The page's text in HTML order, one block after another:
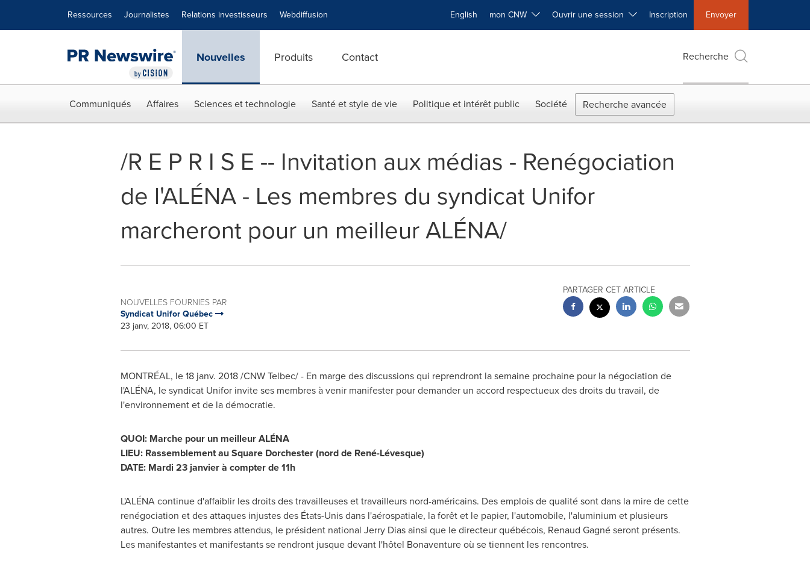
Ressources Journalistes Relations investisseurs Webdiffusion English mon CNW Ouvrir une session Inscription Envoyer
Nouvelles Produits Contact Recherche
Communiqués Affaires Sciences et technologie Santé et style de vie Politique et intérêt public Société Recherche avancée
/R E P R I S E -- Invitation aux médias - Renégociation
de l'ALÉNA - Les membres du syndicat Unifor
marcheront pour un meilleur ALÉNA/
NOUVELLES FOURNIES PAR
Syndicat Unifor Québec
23 janv, 2018, 06:00 ET
PARTAGER CET ARTICLE
MONTRÉAL, le 18 janv. 2018 /CNW Telbec/ - En marge des discussions qui reprendront la semaine prochaine pour la négociation de
l'ALÉNA, le syndicat Unifor invite ses membres à venir manifester pour demander un accord respectueux des droits du travail, de
l'environnement et de la démocratie.
QUOI: Marche pour un meilleur ALÉNA
LIEU: Rassemblement au Square Dorchester (nord de René-Lévesque)
DATE: Mardi 23 janvier à compter de 11h
L'ALÉNA continue d'affaiblir les droits des travailleuses et travailleurs nord-américains. Des emplois de qualité sont dans la mire de cette
renégociation et des attaques injustes des États-Unis dans l'aérospatiale, la forêt et le papier, l'automobile, l'aluminium et plusieurs
autres. Outre les membres attendus, le président national Jerry Diasainsi que le directeur québécois, Renaud Gagné seront présents.
Les manifestantes et manifestants se rendront jusque devant l'hôtel Bonaventure où se tiennent les rencontres.